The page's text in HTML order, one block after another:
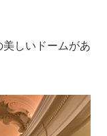
しいドームがあ